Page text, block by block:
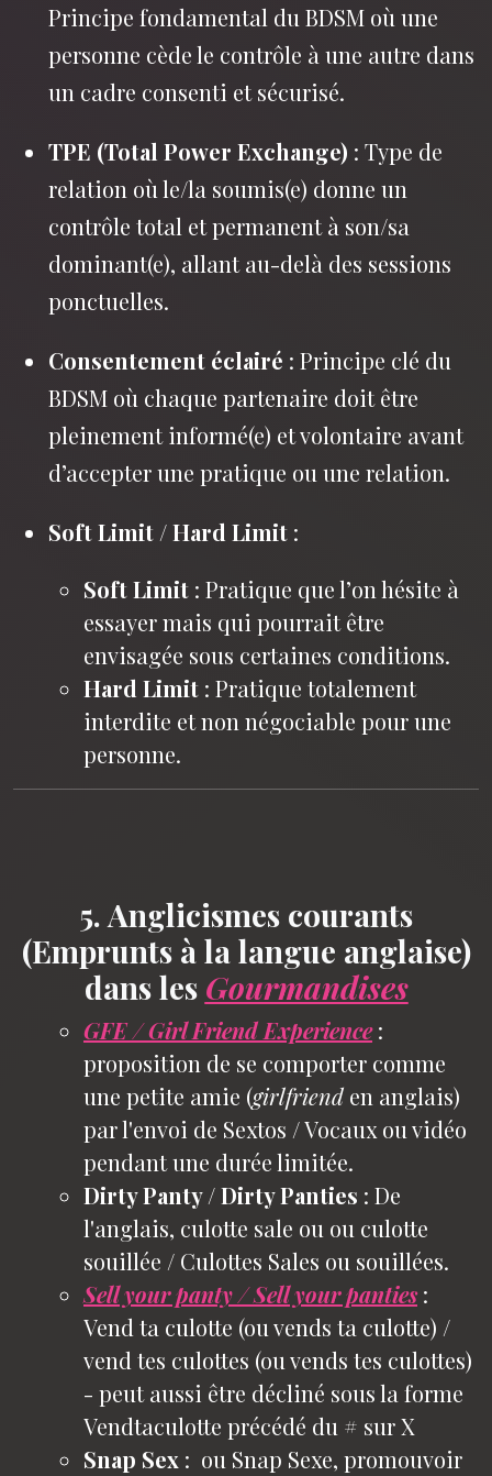
Principe fondamental du BDSM où une
personne cède le contrôle à une autre dans
un cadre consenti et sécurisé.
TPE (Total Power Exchange) : Type de
relation où le/la soumis(e) donne un
contrôle total et permanent à son/sa
dominant(e), allant au-delà des sessions
ponctuelles.
Consentement éclairé : Principe clé du
BDSM où chaque partenaire doit être
pleinement informé(e) et volontaire avant
d’accepter une pratique ou une relation.
Soft Limit / Hard Limit :
Soft Limit : Pratique que l’on hésite à
essayer mais qui pourrait être
envisagée sous certaines conditions.
Hard Limit : Pratique totalement
interdite et non négociable pour une
personne.
5. Anglicismes courants
(Emprunts à la langue anglaise)
dans les Gourmandises
GFE / Girl Friend Experience:
proposition de se comporter comme
une petite amie (girlfriend en anglais)
par l'envoi de Sextos / Vocaux ou vidéo
pendant une durée limitée.
Dirty Panty / Dirty Panties : De
l'anglais, culotte sale ou ou culotte
souillée / Culottes Sales ou souillées.
Sell your panty / Sell your panties:
Vend ta culotte (ou vends ta culotte) /
vend tes culottes (ou vends tes culottes)
- peut aussi être décliné sous la forme
Vendtaculotte précédé du # sur X
Snap Sex : ou Snap Sexe, promouvoir